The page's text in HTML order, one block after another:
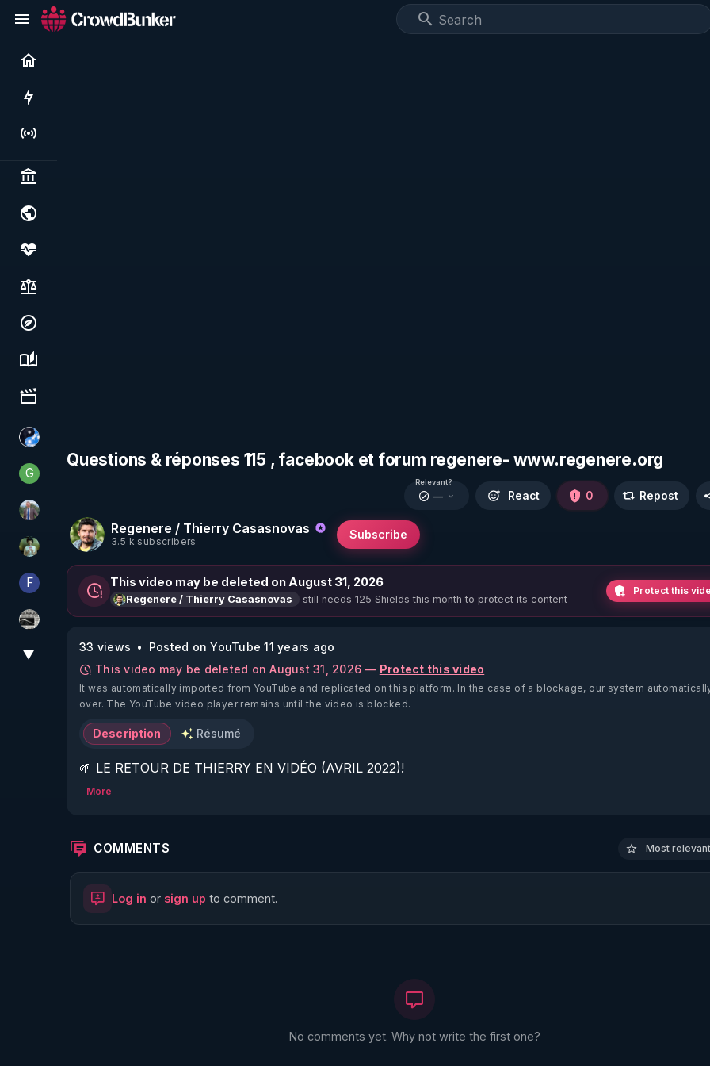
Politics & institutions
Society, justice & freedoms
Economy, environment & technology
Science, history & spirituality
Culture, media & entertainment
Chercheur de vérité
G Generousbear
Nicolas BOUVIER
Sonmi-877
FFinalscape
ActuPlus11
▼
Questions & réponses 115 , facebook et forum regenere- www.regenere.org
Regenere / Thierry Casasnovas
3.5 k subscribers
Subscribe
Relevant?
— React 0 Repost
This video may be deleted on August 31, 2026
Regenere / Thierry Casasnovas still needs 125 Shields this month to protect its content
Protect this
33 views
Posted on YouTube 11 years ago
This video may be deleted on August 31, 2026 — Protect this video
It was automatically imported from YouTube and replicated on this platform. In the case of a blockage, our system
over. The YouTube video player remains until the video is blocked.
Description Résumé
🌱 LE RETOUR DE THIERRY EN VIDÉO (AVRIL 2022)!
🌱 LE MAGAZINE RÉGÉNÈRE
http://rgnr.li/ymag
More
COMMENTS Most
Log in or sign up to comment.
No comments yet. Why not write the first one?